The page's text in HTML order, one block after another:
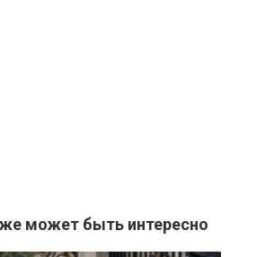
может быть интересно